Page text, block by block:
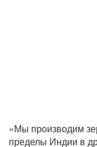
«Мы производим
пределы Индии в